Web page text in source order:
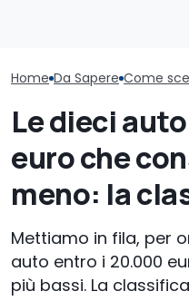
Home Da Sapere Come
Le dieci
euro che
meno: la
Mettiamo in fila, per
auto entro i 20.000
più bassi. La